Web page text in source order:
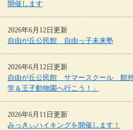
開催します
2026年6月12日更新
自由が丘公民館 自由っ子未来塾
2026年6月12日更新
自由が丘公民館 サマースクール 館
学＆王子動物園へ行こう！」
2026年6月11日更新
みっきぃハイキングを開催します！